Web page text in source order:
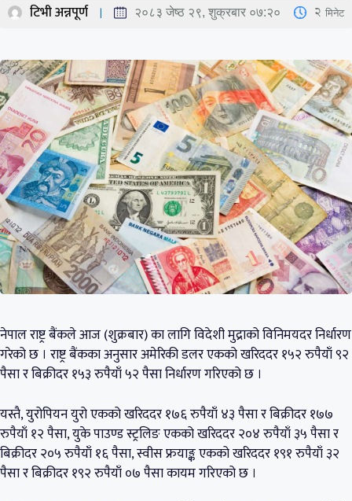
टिभी अन्नपूर्ण २०८३ जेष्ठ २९, शुक्रबार ०७:२० 2 मिनेट
नेपाल राष्ट्र बैंकले आज (शुक्रबार) का लागि विदेशी मुद्राको विनिमयदर निर्धारण
गरेको छ । राष्ट्र बैंकका अनुसार अमेरिकी डलर एकको खरिददर १५२ रुपैयाँ ९२
पैसा र बिक्रीदर १५३ रुपैयाँ ५२ पैसा निर्धारण गरिएको छ ।
यस्तै, युरोपियन युरो एकको खरिददर १७६ रुपैयाँ ४३ पैसा र बिक्रीदर १७७
रुपैयाँ १२ पैसा, युके पाउण्ड स्ट्रलिङ एकको खरिददर २०४ रुपैयाँ ३५ पैसा र
बिक्रीदर २०५ रुपैयाँ १६ पैसा, स्वीस फ्रयाङ्क एकको खरिददर १९१ रुपैयाँ ३२
पैसा र बिक्रीदर १९२ रुपैयाँ ०७ पैसा कायम गरिएको छ ।